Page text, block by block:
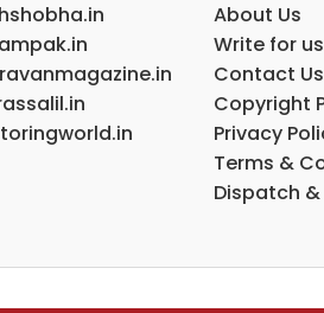
About Us
Write for us
Contact Us
Copyright
Privacy
Terms &
Dispatch &